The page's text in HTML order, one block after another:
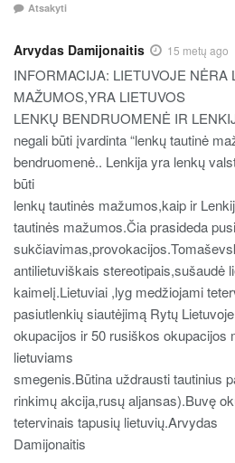
Atsakyti
Arvydas Damijonaitis 15 metų ago
INFORMACIJA: LIETUVOJE NĖRA
MAŽUMOS,YRA LIETUVOS
LENKŲ BENDRUOMENĖ IR
negali būti įvardinta “lenkų tautinė
bendruomenė.. Lenkija yra lenkų
būti
lenkų tautinės mažumos,kaip ir
tautinės mažumos.Čia prasideda
antilietuviškais stereotipais,sušaudė
kaimelį.Lietuviai ,lyg medžiojami
pasiutlenkių siautėjimą Rytų
okupacijos ir 50 rusiškos okupacijos
lietuviams
smegenis.Būtina uždrausti tautinius
rinkimų akcija,rusų aljansas).Buvę
tetervinais tapusių lietuvių.Arvydas
Damijonaitis